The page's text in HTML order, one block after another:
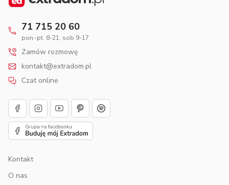
71 715 20 60
pon.-pt. 8-21, sob 9-17
Zamów rozmowę
kontakt@extradom.pl
Czat online
Kontakt
O nas